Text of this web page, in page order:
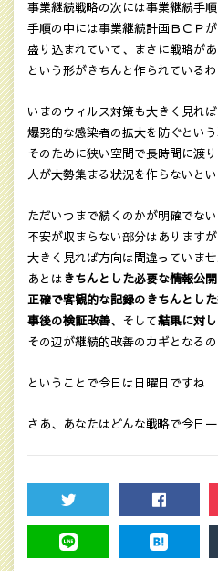
事業継続戦略の次には事業継続手
手順の中には事業継続計画ＢＣＰが
盛り込まれていて、まさに戦略が
という形がきちんと作られている
いまのウィルス対策も大きく見れば
爆発的な感染者の拡大を防ぐとい
そのために狭い空間で長時間に渡り
人が大勢集まる状況を作らないと
ただいつまで続くのかが明確でな
不安が収まらない部分はありますが
大きく見れば方向は間違っていま
あとはきちんとした必要な情報公開
正確で客観的な記録のきちんとし
事後の検証改善、そして結果に対
その辺が継続的改善のカギとなる
ということで今日は日曜日ですね
さあ、あなたはどんな戦略で今日
TWEET SHARE